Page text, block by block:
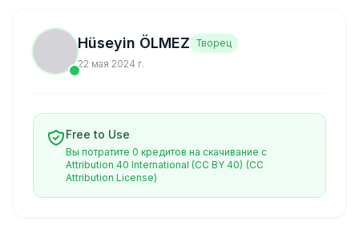
Hüseyin ÖLMEZ Творец
22 мая 2024 г.
Free to Use
Вы потратите 0 кредитов на скачивание с
Attribution 40 International (CC BY 40) (CC
Attribution License)